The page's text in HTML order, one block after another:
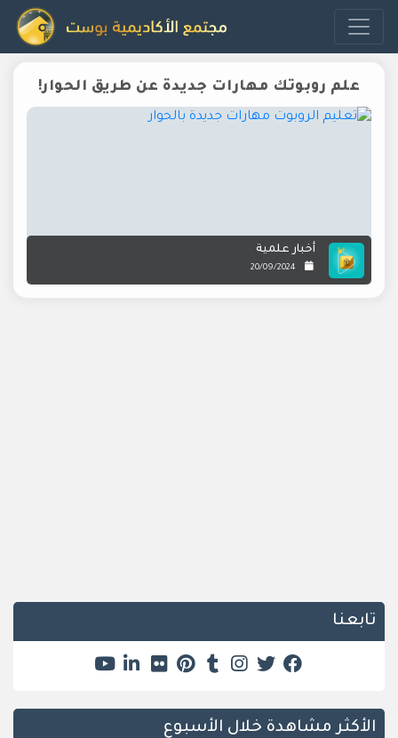
علم روبوتك مهارات جديدة عن طريق الحوار!
أخبار علمية
20/09/2024
تابعنا
الأكثر مشاهدة خلال الأسبوع